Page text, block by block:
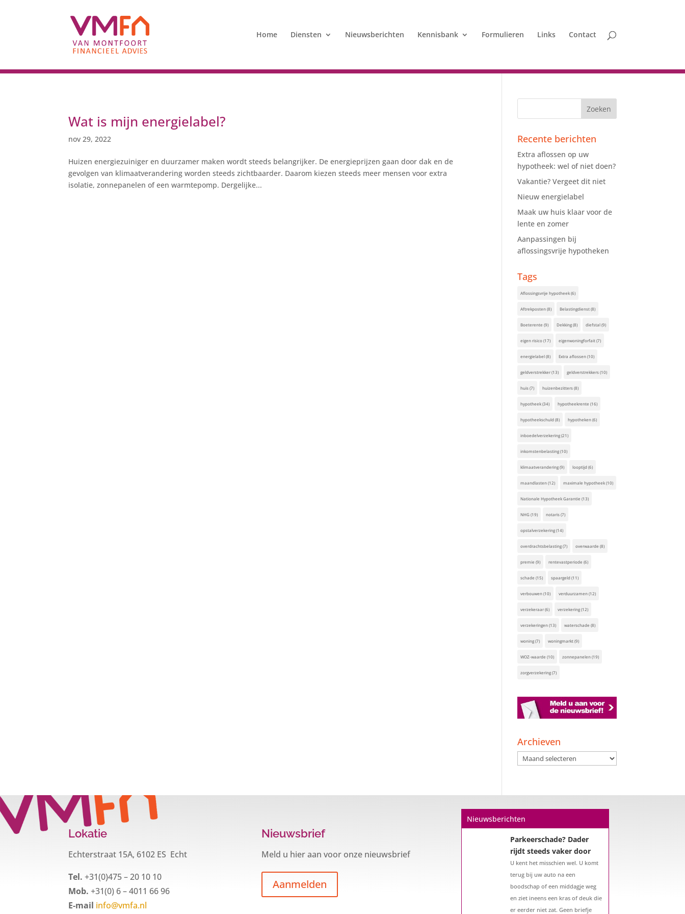
Home Diensten Nieuwsberichten Kennisbank Formulieren Links Contact
Wat is mijn energielabel?
nov 29, 2022
Huizen energiezuiniger en duurzamer maken wordt steeds belangrijker. De energieprijzen gaan door dak en de
gevolgen van klimaatverandering worden steeds zichtbaarder. Daarom kiezen steeds meer mensen voor extra
isolatie, zonnepanelen of een warmtepomp. Dergelijke...
Recente berichten
Extra aflossen op uw
hypotheek: wel of niet doen?
Vakantie? Vergeet dit niet
Nieuw energielabel
Maak uw huis klaar voor de
lente en zomer
Aanpassingen bij
aflossingsvrije hypotheken
Tags
Aflossingsvrije hypotheek(6)
Aftrekposten(8) Belastingdienst(8)
Boeterente (9) Dekking(8) diefstal(9)
eigen risico(17) eigenwoningforfait(7)
energielabel(8) Extra aflossen(10)
geldverstrekker(13) geldverstrekkers(10)
huis(7) huizenbezitters(8)
hypotheek(34) hypotheekrente (16)
hypotheekschuld(8) hypotheken(6)
inboedelverzekering(21)
inkomstenbelasting(10)
klimaatverandering(9) looptijd(6)
maandlasten(12) maximale hypotheek(10)
Nationale Hypotheek Garantie (13)
NHG(19) notaris(7)
opstalverzekering(14)
overdrachtsbelasting(7) overwaarde (8)
premie (9) rentevastperiode (6)
schade (15) spaargeld(11)
verbouwen(10) verduurzamen(12)
verzekeraar(6) verzekering(12)
verzekeringen(13) waterschade (8)
woning(7) woningmarkt(9)
WOZ-waarde (10) zonnepanelen(19)
zorgverzekering(7)
Archieven
Archieven
Lokatie
Echterstraat 15A, 6102 ES Echt
Tel. +31(0)475 – 20 10 10
Mob. +31(0) 6 – 4011 66 96
E-mail info@vmfa.nl
Nieuwsbrief
Meld u hier aan voor onze nieuwsbrief
Aanmelden
Nieuwsberichten
Een hypotheek na uw
mogelijkheden
De woningmarkt is nog steeds in
beweging. Misschien denkt u na
hypotheek als u 57 jaar of ouder
bent?...
Parkeerschade? Dader
rijdt steeds vaker door
U kent het misschien wel. U komt
terug bij uw auto na een
boodschap of een middagje weg
en ziet ineens een kras of deuk die
er eerder niet zat. Geen briefje